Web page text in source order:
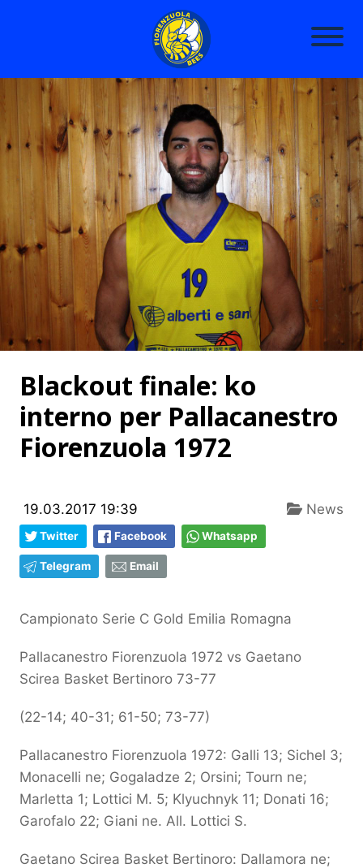
Blackout finale: ko
interno per Pallacanestro
Fiorenzuola 1972
19.03.2017 19:39 News
Twitter Facebook Whatsapp
Telegram Email
Campionato Serie C Gold Emilia Romagna
Pallacanestro Fiorenzuola 1972 vs Gaetano
Scirea Basket Bertinoro 73-77
(22-14; 40-31; 61-50; 73-77)
Pallacanestro Fiorenzuola 1972: Galli 13; Sichel 3;
Monacelli ne; Gogaladze 2; Orsini; Tourn ne;
Marletta 1; Lottici M. 5; Klyuchnyk 11; Donati 16;
Garofalo 22; Giani ne. All. Lottici S.
Gaetano Scirea Basket Bertinoro: Dallamora ne;